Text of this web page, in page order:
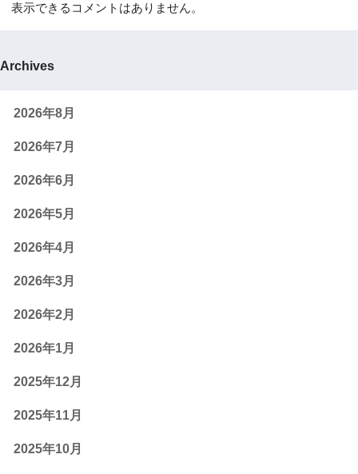
表示できるコメントはありません。
Archives
2026年8月
2026年7月
2026年6月
2026年5月
2026年4月
2026年3月
2026年2月
2026年1月
2025年12月
2025年11月
2025年10月